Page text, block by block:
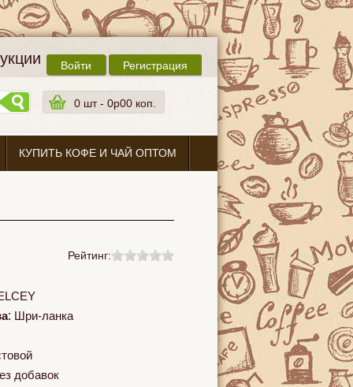
Войти Регистрация
0 шт - 0p00 коп.
КУПИТЬ КОФЕ И ЧАЙ ОПТОМ
Рейтинг:
: Шри-ланка
добавок